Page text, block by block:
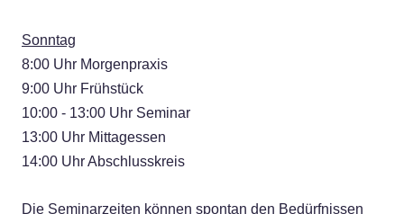
Sonntag
​8:00 Uhr Morgenpraxis
9:00 Uhr Frühstück
10:00 - 13:00 Uhr Seminar
13:00 Uhr Mittagessen
14:00 Uhr Abschlusskreis
Die Seminarzeiten können spontan den Bedürfnissen